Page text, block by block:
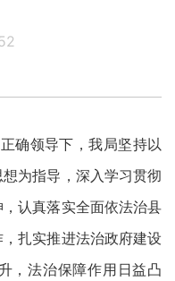
领导下，我局坚持以
为指导，深入学习贯彻
认真落实全面依法治县
扎实推进法治政府建设
，法治保障作用日益凸